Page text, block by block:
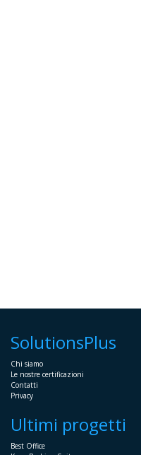
SolutionsPlus
Chi siamo
Le nostre certificazioni
Contatti
Privacy
Ultimi progetti
Best Office